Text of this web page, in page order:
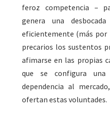
feroz competencia –
genera una
eficientemente (más por
precarios los sustentos
afimarse en las propias
que se configura una
dependencia al
ofertan estas voluntades.